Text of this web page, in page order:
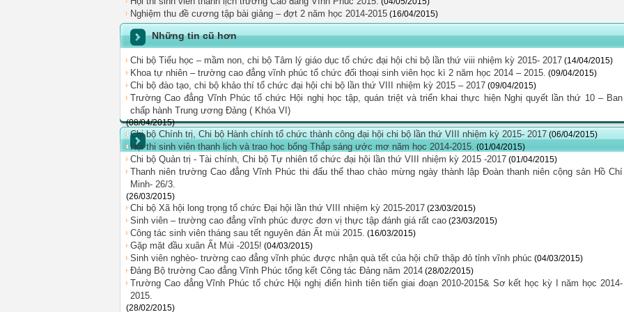
Nghiệm thu đề cương tập bài giảng – đợt 2 năm học 2014-2015 (16/04/2015)
Những tin cũ hơn
Chi bộ Tiểu học – mầm non, chi bộ Tâm lý giáo dục tổ chức đại hội chi bộ lần thứ viii nhiệm kỳ 2015- 2017 (14/04/2015)
Khoa tự nhiên – trường cao đẳng vĩnh phúc tổ chức đối thoại sinh viên học kì 2 năm học 2014 – 2015. (09/04/2015)
Chi bộ đào tạo, chi bộ khảo thí tổ chức đại hội chi bộ lần thứ VIII nhiệm kỳ 2015 – 2017 (09/04/2015)
Trường Cao đẳng Vĩnh Phúc tổ chức Hội nghị học tập, quán triệt và triển khai thực hiện Nghị quyết lần thứ 10 – Ban
chấp hành Trung ương Đảng ( Khóa VI)
(08/04/2015)
Chi bộ Chính trị, Chi bộ Hành chính tổ chức thành công đại hội chi bộ lần thứ VIII nhiệm kỳ 2015- 2017 (06/04/2015)
Hội thi sinh viên thanh lịch và trao học bổng Thắp sáng ước mơ năm học 2014-2015. (01/04/2015)
Chi bộ Quản trị - Tài chính, Chi bộ Tự nhiên tổ chức đại hội lần thứ VIII nhiệm kỳ 2015 -2017 (01/04/2015)
Thanh niên trường Cao đẳng Vĩnh Phúc thi đấu thể thao chào mừng ngày thành lập Đoàn thanh niên cộng sản Hồ Chí
Minh- 26/3.
(26/03/2015)
Chi bộ Xã hội long trọng tổ chức Đại hội lần thứ VIII nhiệm kỳ 2015-2017 (23/03/2015)
Sinh viên – trường cao đẳng vĩnh phúc được đơn vị thực tập đánh giá rất cao (23/03/2015)
Công tác sinh viên tháng sau tết nguyên đán Ất mùi 2015. (16/03/2015)
Gặp mặt đầu xuân Ất Mùi -2015! (04/03/2015)
Sinh viên nghèo- trường cao đẳng vĩnh phúc được nhận quà tết của hội chữ thập đỏ tỉnh vĩnh phúc (04/03/2015)
Đảng Bộ trường Cao đẳng Vĩnh Phúc tổng kết Công tác Đảng năm 2014 (28/02/2015)
Trường Cao đẳng Vĩnh Phúc tổ chức Hội nghị điển hình tiên tiến giai đoạn 2010-2015& Sơ kết học kỳ I năm học 2014-
2015.
(28/02/2015)